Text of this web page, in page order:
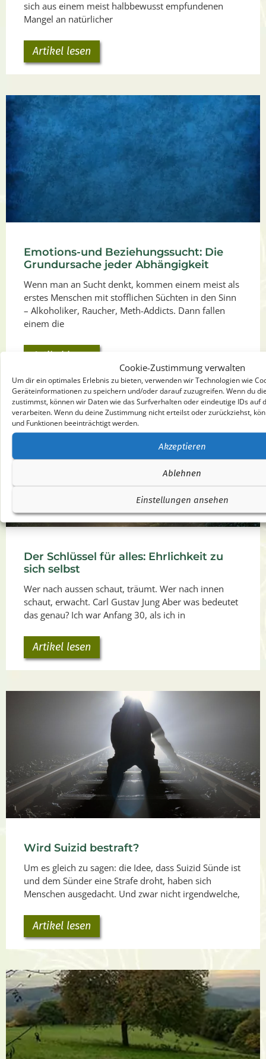
Cookie-Zustimmung verwalten
Um dir ein optimales Erlebnis zu bieten, verwenden wir Technologien wie
Geräteinformationen zu speichern und/oder darauf zuzugreifen. Wenn du
zustimmst, können wir Daten wie das Surfverhalten oder eindeutige IDs auf
verarbeiten. Wenn du deine Zustimmung nicht erteilst oder zurückziehst,
und Funktionen beeinträchtigt werden.
Akzeptieren
Ablehnen
Einstellungen ansehen
sich aus einem meist halbbewusst empfundenen
Mangel an natürlicher
Artikel lesen
Emotions-und Beziehungssucht: Die
Grundursache jeder Abhängigkeit
Wenn man an Sucht denkt, kommen einem meist als
erstes Menschen mit stofflichen Süchten in den Sinn
– Alkoholiker, Raucher, Meth-Addicts. Dann fallen
einem die
Artikel lesen
Der Schlüssel für alles: Ehrlichkeit zu
sich selbst
Wer nach aussen schaut, träumt. Wer nach innen
schaut, erwacht. Carl Gustav Jung Aber was bedeutet
das genau? Ich war Anfang 30, als ich in
Artikel lesen
Wird Suizid bestraft?
Um es gleich zu sagen: die Idee, dass Suizid Sünde ist
und dem Sünder eine Strafe droht, haben sich
Menschen ausgedacht. Und zwar nicht irgendwelche,
Artikel lesen